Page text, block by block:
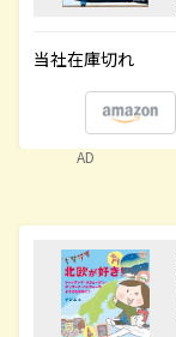
当社在庫切れ
AD